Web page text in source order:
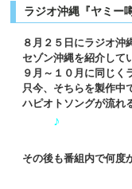
ラジオ沖縄『ヤミー
８月２５日にラジオ沖
セゾン沖縄を紹介して
９月～１０月に同じく
只今、そちらを製作中
ハピオトソングが流れ
♪
その後も番組内で何度